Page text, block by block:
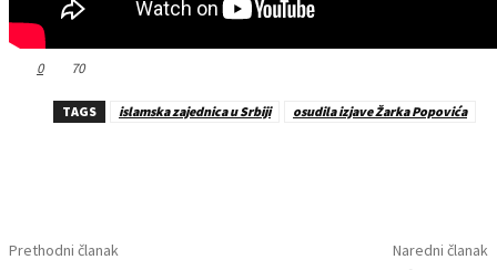
0 70
TAGS islamska zajednica u Srbiji osudila izjave Žarka Popovića
Prethodni članak Naredni članak